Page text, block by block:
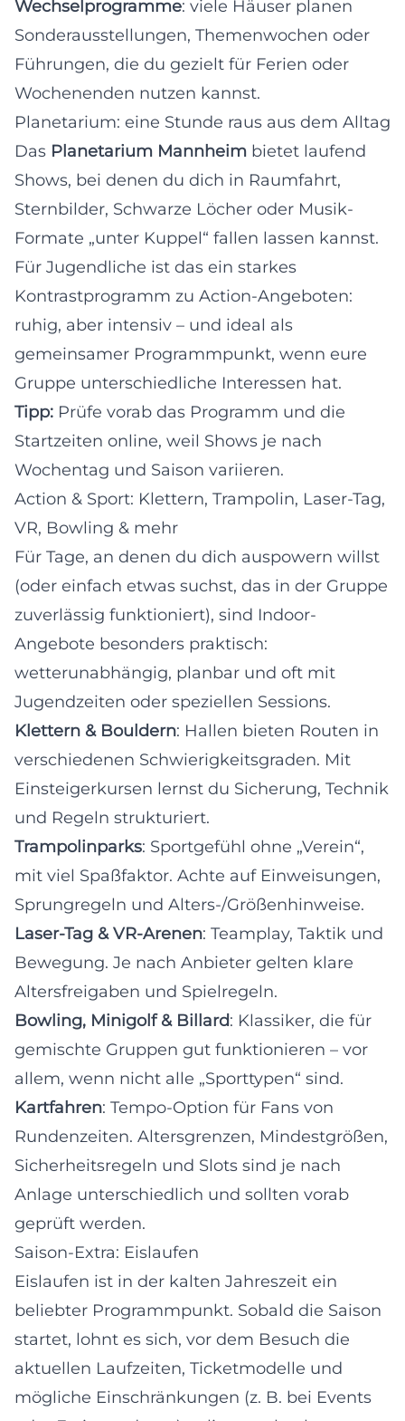
Wechselprogramme: viele Häuser planen
Sonderausstellungen, Themenwochen oder
Führungen, die du gezielt für Ferien oder
Wochenenden nutzen kannst.
Planetarium: eine Stunde raus aus dem Alltag
Das Planetarium Mannheim bietet laufend
Shows, bei denen du dich in Raumfahrt,
Sternbilder, Schwarze Löcher oder Musik-
Formate „unter Kuppel“ fallen lassen kannst.
Für Jugendliche ist das ein starkes
Kontrastprogramm zu Action-Angeboten:
ruhig, aber intensiv – und ideal als
gemeinsamer Programmpunkt, wenn eure
Gruppe unterschiedliche Interessen hat.
Tipp: Prüfe vorab das Programm und die
Startzeiten online, weil Shows je nach
Wochentag und Saison variieren.
Action & Sport: Klettern, Trampolin, Laser-Tag,
VR, Bowling & mehr
Für Tage, an denen du dich auspowern willst
(oder einfach etwas suchst, das in der Gruppe
zuverlässig funktioniert), sind Indoor-
Angebote besonders praktisch:
wetterunabhängig, planbar und oft mit
Jugendzeiten oder speziellen Sessions.
Klettern & Bouldern: Hallen bieten Routen in
verschiedenen Schwierigkeitsgraden. Mit
Einsteigerkursen lernst du Sicherung, Technik
und Regeln strukturiert.
Trampolinparks: Sportgefühl ohne „Verein“,
mit viel Spaßfaktor. Achte auf Einweisungen,
Sprungregeln und Alters-/Größenhinweise.
Laser-Tag & VR-Arenen: Teamplay, Taktik und
Bewegung. Je nach Anbieter gelten klare
Altersfreigaben und Spielregeln.
Bowling, Minigolf & Billard: Klassiker, die für
gemischte Gruppen gut funktionieren – vor
allem, wenn nicht alle „Sporttypen“ sind.
Kartfahren: Tempo-Option für Fans von
Rundenzeiten. Altersgrenzen, Mindestgrößen,
Sicherheitsregeln und Slots sind je nach
Anlage unterschiedlich und sollten vorab
geprüft werden.
Saison-Extra: Eislaufen
Eislaufen ist in der kalten Jahreszeit ein
beliebter Programmpunkt. Sobald die Saison
startet, lohnt es sich, vor dem Besuch die
aktuellen Laufzeiten, Ticketmodelle und
mögliche Einschränkungen (z. B. bei Events